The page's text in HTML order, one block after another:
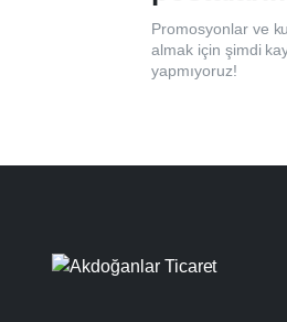
Promosyonlar ve
almak için şimdi
yapmıyoruz!